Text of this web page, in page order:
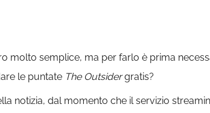
molto semplice, ma per farlo è prima
le puntate The Outsidergratis?
notizia, dal momento che il servizio